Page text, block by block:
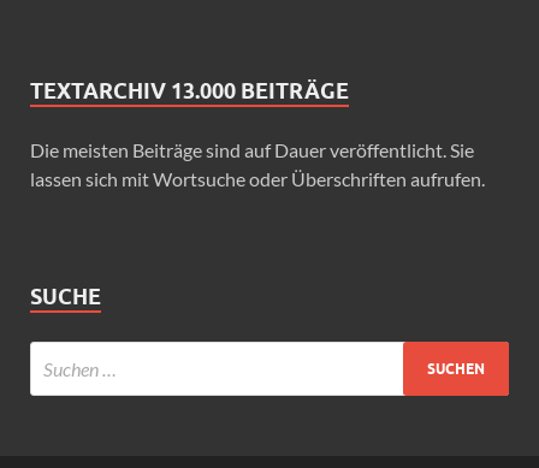
TEXTARCHIV 13.000 BEITRÄGE
Die meisten Beiträge sind auf Dauer veröffentlicht. Sie
lassen sich mit Wortsuche oder Überschriften aufrufen.
SUCHE